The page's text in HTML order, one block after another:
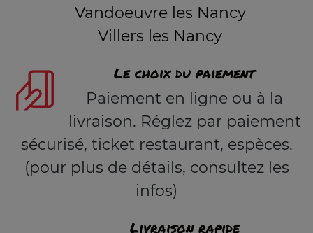
Vandoeuvre les Nancy
Villers les Nancy
Le choix du paiement
Paiement en ligne ou à la
livraison. Réglez par paiement
sécurisé, ticket restaurant, espèces.
(pour plus de détails, consultez les
infos)
Livraison rapide